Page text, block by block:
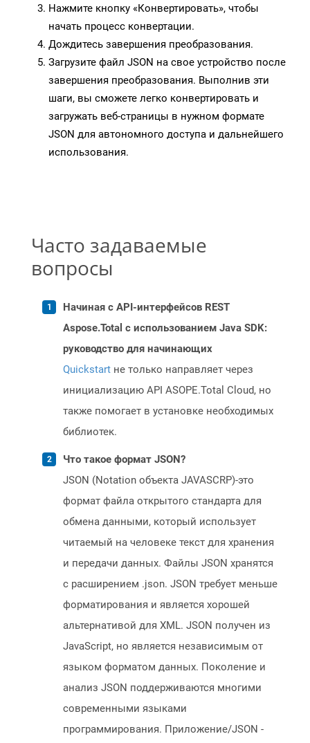
Нажмите кнопку «Конвертировать», чтобы
начать процесс конвертации.
Дождитесь завершения преобразования.
Загрузите файл JSON на свое устройство после
завершения преобразования. Выполнив эти
шаги, вы сможете легко конвертировать и
загружать веб-страницы в нужном формате
JSON для автономного доступа и дальнейшего
использования.
Часто задаваемые
вопросы
Начиная с API-интерфейсов REST
Aspose.Total с использованием Java SDK:
руководство для начинающих
Quickstart не только направляет через
инициализацию API ASOPE.Total Cloud, но
также помогает в установке необходимых
библиотек.
Что такое формат JSON?
JSON (Notation объекта JAVASCRP)-это
формат файла открытого стандарта для
обмена данными, который использует
читаемый на человеке текст для хранения
и передачи данных. Файлы JSON хранятся
с расширением .json. JSON требует меньше
форматирования и является хорошей
альтернативой для XML. JSON получен из
JavaScript, но является независимым от
языком форматом данных. Поколение и
анализ JSON поддерживаются многими
современными языками
программирования. Приложение/JSON -